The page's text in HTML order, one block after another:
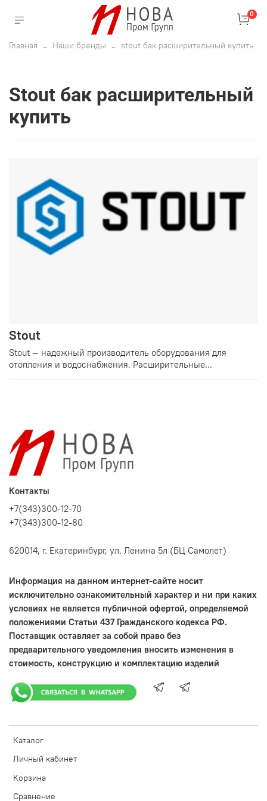
0
Главная Наши бренды stout бак расширительный купить
stout бак расширительный
купить
Stout
Stout — надежный производитель оборудования для
отопления и водоснабжения. Расширительные...
Каталог
Личный кабинет
Корзина
Сравнение
Контакты
+7(343)300-12-70
+7(343)300-12-80
620014, г. Екатеринбург, ул. Ленина 5л (БЦ Самолет)
Информация на данном интернет-сайте носит
исключительно ознакомительный характер и ни при каких
условиях не является публичной офертой, определяемой
положениями Статьи 437 Гражданского кодекса РФ.
Поставщик оставляет за собой право без
предварительного уведомления вносить изменения в
стоимость, конструкцию и комплектацию изделий